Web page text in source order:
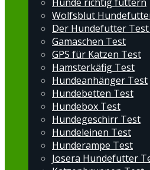
Wolfsblut
Der Hundefutter Test
Gamaschen Test
GPS für Katzen Test
Hamsterkäfig Test
Hundeanhänger Test
Hundebetten Test
Hundebox Test
Hundegeschirr Test
Hundeleinen Test
Hunderampe Test
Josera Hundefutter